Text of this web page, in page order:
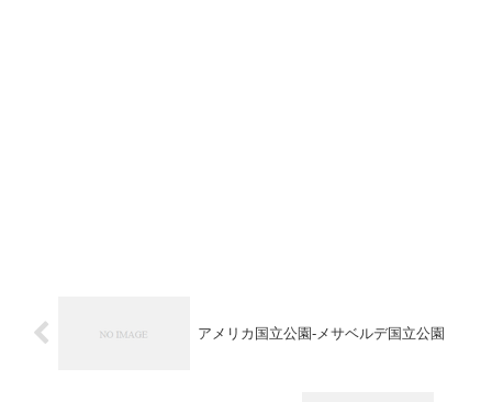
アメリカ国立公園-メサベルデ国立公園